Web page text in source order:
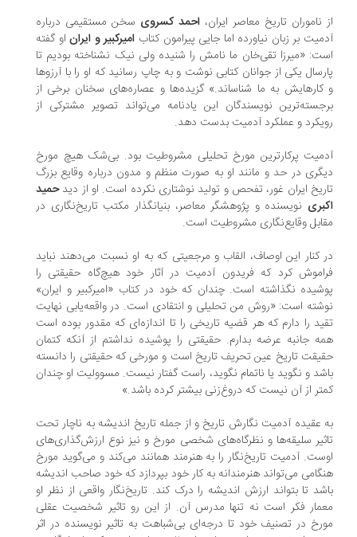
ناموران تاریخ معاصر ایران، احمد کسرویسخن مستقیمی درباره
بر زبان نیاورده اما جایی پیرامون کتابامیرکبیر و ایراناو گفته
«میرزا تقی‌خان ما نامش را شنیده ولی نیک نشناخته بودیم تا
یکی از جوانان کتابی نوشت و به چاپ رسانید که او را با آرزو‌ها
به ما شناساند.» گزیده‌ها و عصاره‌های سخنان برخی از
نویسندگان این یادنامه می‌تواند تصویر مشترکی از
و عملکرد آدمیت بدست دهد.
پرکار‌ترین مورخ تحلیلی مشروطیت بود. بی‌شک هیچ مورخ
در حد و مانند او به صورت منظم و مدون درباره وقایع بزرگ
ایران غور، تفحص و تولید نوشتاری نکرده است. او از دید حمید
نویسنده و پژوهشگر معاصر، بنیانگذار مکتب تاریخ‌نگاری در
وقایع‌نگاری مشروطیت است.
کنار این اوصاف، القاب و مرجعیتی که به او نسبت می‌دهند نباید
کرد که فریدون آدمیت در آثار خود هیچ‌گاه حقیقتی را
نگذاشته است. چندان که خود در کتاب «امیرکبیر و ایران»
است: «روش من تحلیلی و انتقادی است. در واقعه‌یابی ‌‌نهایت
را دارم که هر قضیه تاریخی را تا اندازه‌ای که مقدور بوده است
جانبه عرضه بدارم. حقیقتی را پوشیده نداشتم از آنکه کتمان
تاریخ عین تحریف تاریخ است و مورخی که حقیقتی را دانسته
و نگوید یا ناتمام نگوید، راست گفتار نیست. مسوولیت او چندان
از آن نیست که دروغ‌زنی بیشتر کرده باشد.»
عقیده آدمیت نگارش تاریخ و از جمله تاریخ اندیشه به ناچار تحت
سلیقه‌ها و نظرگاه‌های شخصی مورخ و نیز نوع ارزش‌گذاری‌های
آدمیت تاریخ‌نگار را به هنرمند همانند می‌کند و می‌گوید مورخ
می‌تواند هنرمندانه به کار خود بپردازد که خود صاحب اندیشه
تا بتواند ارزش اندیشه را درک کند. تاریخ‌نگار واقعی از نظر او
فکر است نه تنها مدرس آن. از این رو تاثیر شخصیت عقلی
در تصنیف خود تا درجه‌ای بی‌شباهت به تاثیر نویسنده در اثر